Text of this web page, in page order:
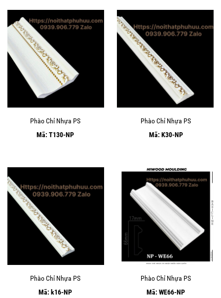
Phào Chỉ Nhựa PS
Mã: T130-NP
Phào Chỉ Nhựa PS
Mã: K30-NP
Phào Chỉ Nhựa PS
Mã: k16-NP
Phào Chỉ Nhựa PS
Mã: WE66-NP